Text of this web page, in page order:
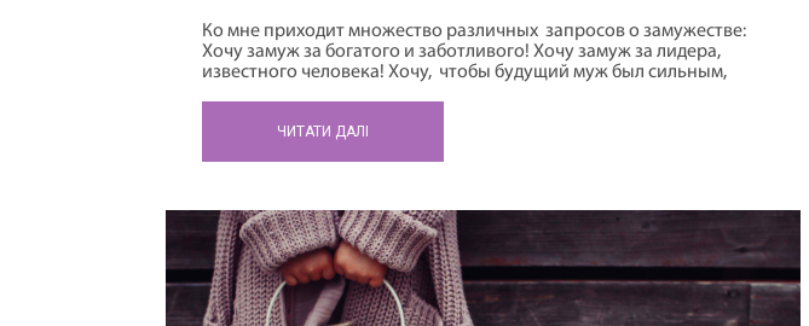
Ко мне приходит множество различных запросов о замужестве:
Хочу замуж за богатого и заботливого! Хочу замуж за лидера,
известного человека! Хочу, чтобы будущий муж был сильным,
духовным! И так до бесконечности. Тогда я спрашиваю: «А зачем
ЧИТАТИ ДАЛІ